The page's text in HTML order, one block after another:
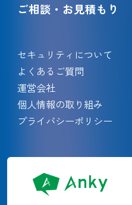
ご相談・お見積もり
セキュリティについて
よくあるご質問
運営会社
個人情報の取り組み
プライバシーポリシー